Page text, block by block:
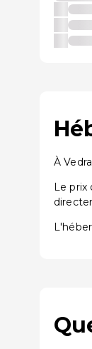
À
Le prix